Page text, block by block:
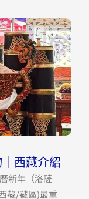
西藏介紹
新年（洛薩
藏/藏區)最重